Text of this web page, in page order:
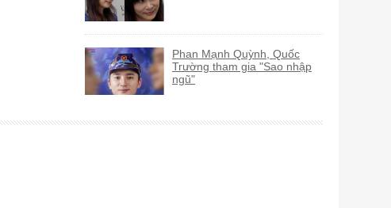
Phan Mạnh Quỳnh, Quốc
Trường tham gia "Sao nhập
ngũ"